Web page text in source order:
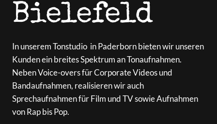
Bielefeld
In unserem Tonstudio  in Paderborn bieten wir unseren
Kunden ein breites Spektrum an Tonaufnahmen.
Neben Voice-overs für Corporate Videos und
Bandaufnahmen, realisieren wir auch
Sprechaufnahmen für Film und TV sowie Aufnahmen
von Rap bis Pop.